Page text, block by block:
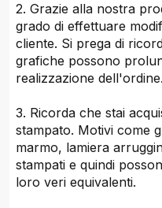
2. Grazie alla nostra
grado di effettuare
cliente. Si prega di
grafiche possono
realizzazione dell'ordine.
3. Ricorda che stai
stampato. Motivi come
marmo, lamiera
stampati e quindi
loro veri equivalenti.